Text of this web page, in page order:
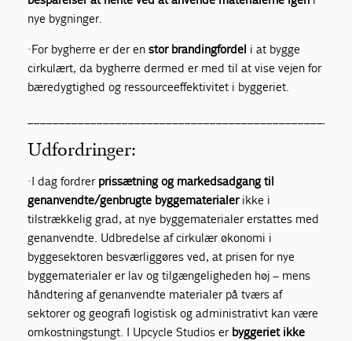
nye bygninger.
· For bygherre er der enstor brandingfordel i at bygge
cirkulært, da bygherre dermed er med til at vise vejen for
bæredygtighed og ressourceeffektivitet i byggeriet.
Udfordringer:
· I dag fordrer prissætning og markedsadgang til
genanvendte/genbrugte byggematerialerikke i
tilstrækkelig grad, at nye byggematerialer erstattes med
genanvendte. Udbredelse af cirkulær økonomi i
byggesektoren besværliggøres ved, at prisen for nye
byggematerialer er lav og tilgængeligheden høj – mens
håndtering af genanvendte materialer på tværs af
sektorer og geografi logistisk og administrativt kan være
omkostningstungt. I Upcycle Studios er byggeriet ikke